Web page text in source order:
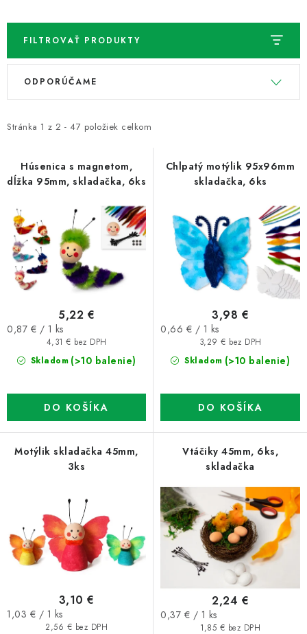
Ako získať lepšie ceny?
Moja objednávka
FILTROVAŤ PRODUKTY
V
i
p
r
d
u
k
v
Stránka 1 z 2 - 47 položiek celkom
R
e
e
r
o
d
u
t
o
ODPORÚČAME
Húsenica s magnetom,
dĺžka 95mm, skladačka, 6ks
Skladom (>10 balenie)
4,31 € bez DPH
5,22 €
Jednotková
0,87 € / 1 ks
DO KOŠÍKA
Chlpatý motýlik 95x96mm
skladačka, 6ks
Skladom (>10 balenie)
3,29 € bez DPH
3,98 €
Jednotková
0,66 € / 1 ks
DO KOŠÍKA
Motýlik skladačka 45mm,
3ks
2,56 € bez DPH
3,10 €
Jednotková
1,03 € / 1 ks
Vtáčiky 45mm, 6ks,
skladačka
1,85 € bez DPH
2,24 €
Jednotková
0,37 € / 1 ks